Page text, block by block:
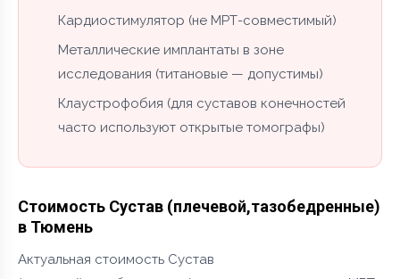
Кардиостимулятор (не МРТ-совместимый)
Металлические имплантаты в зоне
исследования (титановые — допустимы)
Клаустрофобия (для суставов конечностей
часто используют открытые томографы)
Стоимость Сустав (плечевой,тазобедренные)
в Тюмень
Актуальная стоимость Сустав